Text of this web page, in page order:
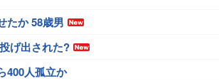
たか 58歳男
げ出された?
400人孤立か